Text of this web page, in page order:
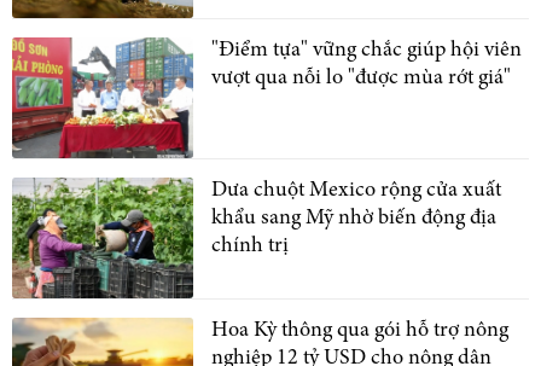
"Điểm tựa" vững chắc giúp hội viên
vượt qua nỗi lo "được mùa rớt giá"
Dưa chuột Mexico rộng cửa xuất
khẩu sang Mỹ nhờ biến động địa
chính trị
Hoa Kỳ thông qua gói hỗ trợ nông
nghiệp 12 tỷ USD cho nông dân